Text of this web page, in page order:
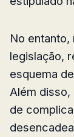
No
legislação,
esquema
Além disso,
de